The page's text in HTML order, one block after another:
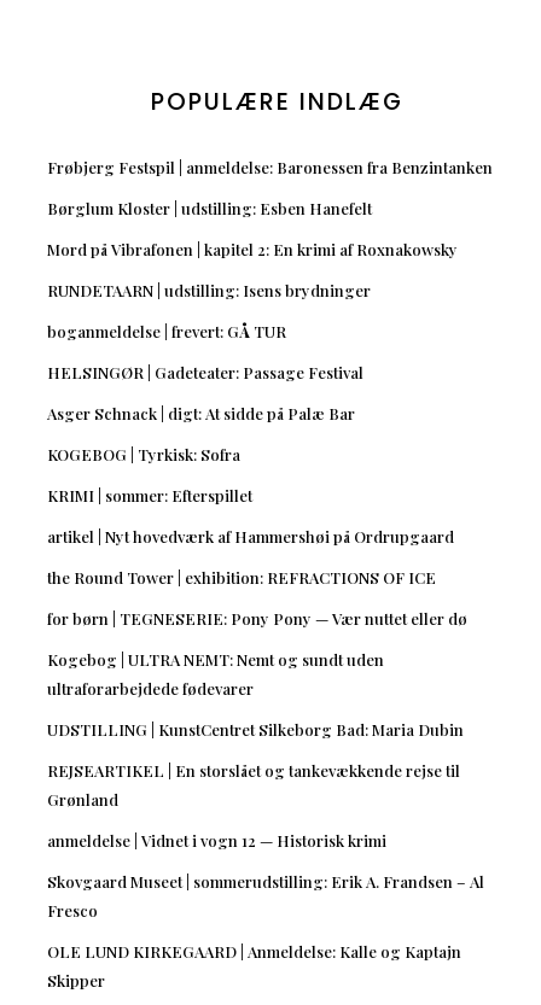
POPULÆRE INDLÆG
Frøbjerg Festspil | anmeldelse: Baronessen fra Benzintanken
Børglum Kloster | udstilling: Esben Hanefelt
Mord på Vibrafonen | kapitel 2: En krimi af Roxnakowsky
RUNDETAARN | udstilling: Isens brydninger
boganmeldelse | frevert: GÅ TUR
HELSINGØR | Gadeteater: Passage Festival
Asger Schnack | digt: At sidde på Palæ Bar
KOGEBOG | Tyrkisk: Sofra
KRIMI | sommer: Efterspillet
artikel | Nyt hovedværk af Hammershøi på Ordrupgaard
the Round Tower | exhibition: REFRACTIONS OF ICE
for børn | TEGNESERIE: Pony Pony — Vær nuttet eller dø
Kogebog | ULTRA NEMT: Nemt og sundt uden
ultraforarbejdede fødevarer
UDSTILLING | KunstCentret Silkeborg Bad: Maria Dubin
REJSEARTIKEL | En storslået og tankevækkende rejse til
Grønland
anmeldelse | Vidnet i vogn 12 — Historisk krimi
Skovgaard Museet | sommerudstilling: Erik A. Frandsen – Al
Fresco
OLE LUND KIRKEGAARD | Anmeldelse: Kalle og Kaptajn
Skipper